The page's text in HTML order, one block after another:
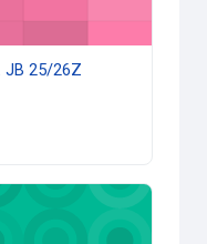
JB 25/26Z